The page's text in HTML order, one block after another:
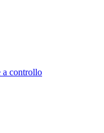
a controllo